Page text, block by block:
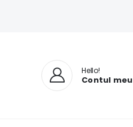
Hello!
Contul meu